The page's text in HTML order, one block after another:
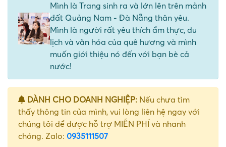
Mình là Trang sinh ra và lớn lên trên mảnh
đất Quảng Nam - Đà Nẵng thân yêu.
Mình là người rất yêu thích ẩm thực, du
lịch và văn hóa của quê hương và mình
muốn giới thiệu nó đến với bạn bè cả
nước!
DÀNH CHO DOANH NGHIỆP: Nếu chưa tìm
thấy thông tin của mình, vui lòng liên hệ ngay với
chúng tôi để được hỗ trợ MIỄN PHÍ và nhanh
chóng. Zalo: 0935111507